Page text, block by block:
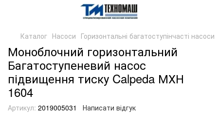
Каталог Насоси Горизонтальні багатоступінчасті насоси
Моноблочний горизонтальний
Багатоступеневий насос
підвищення тиску Calpeda МХН
1604
Артикул: 2019005031 Написати відгук